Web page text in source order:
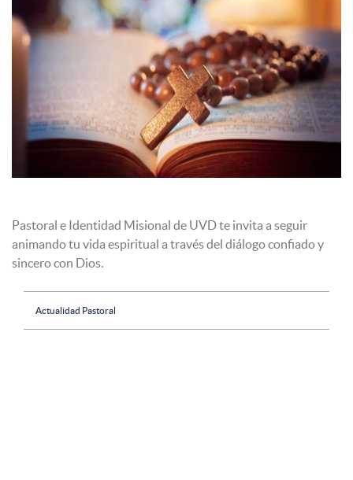
Pastoral e Identidad Misional de UVD te invita a seguir
animando tu vida espiritual a través del diálogo confiado y
sincero con Dios.
Actualidad Pastoral